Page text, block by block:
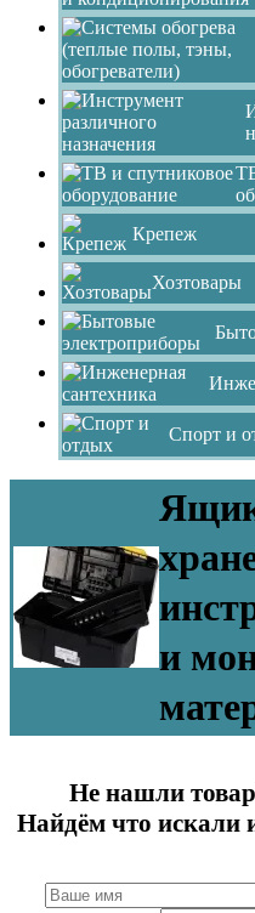
Крепеж
Хозтовары
Спорт и
и
Не нашли
Найдём что искали